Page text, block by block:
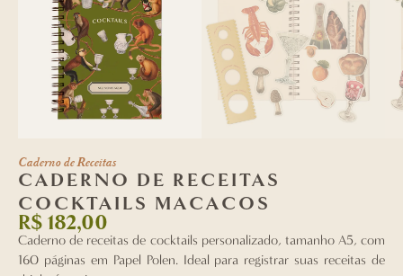
Caderno de Receitas
CADERNO DE RECEITAS
COCKTAILS MACACOS
R$ 182,00
Caderno de receitas de cocktails personalizado, tamanho A5, com
160 páginas em Papel Polen. Ideal para registrar suas receitas de